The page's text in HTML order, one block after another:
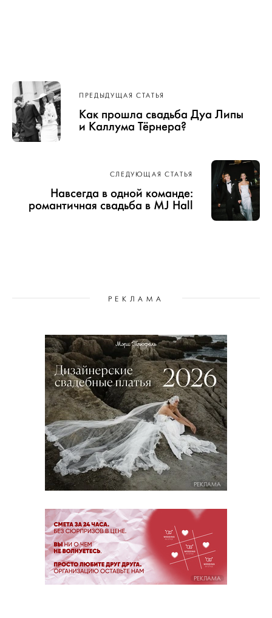
Навигация
по записям
ПРЕДЫДУЩАЯ СТАТЬЯ
Как прошла свадьба Дуа Липы
и Каллума Тёрнера?
СЛЕДУЮЩАЯ СТАТЬЯ
Навсегда в одной команде:
романтичная свадьба в MJ Hall
РЕКЛАМА
РЕКЛАМА
РЕКЛАМА